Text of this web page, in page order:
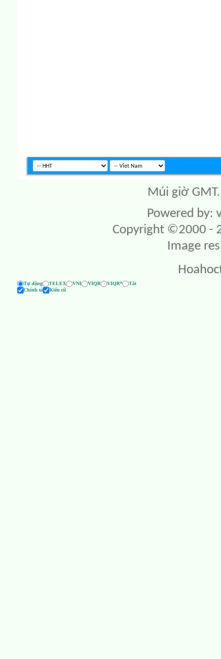
Múi giờ
Powered by:
Copyright ©2000 -
Image
Tự động TELEX VNI VIQR VIQR*
Tắt
Chính tả
Kiểu cũ